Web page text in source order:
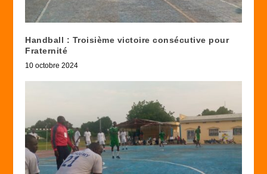
Handball : Troisième victoire consécutive pour
Fraternité
10 octobre 2024